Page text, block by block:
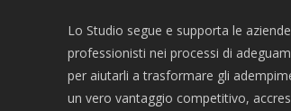
Lo Studio segue e supporta le
professionisti nei processi di
per aiutarli a trasformare gli
un vero vantaggio competitivo,